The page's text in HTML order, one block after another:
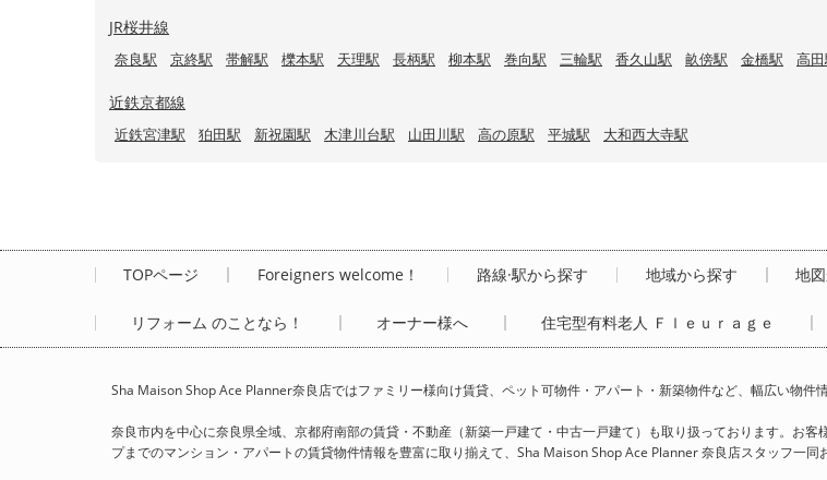
JR桜井線
奈良駅 京終駅 帯解駅 櫟本駅 天理駅 長柄駅 柳本駅 巻向駅 三輪駅 香久山駅 畝傍駅 金橋駅 高
近鉄京都線
近鉄宮津駅 狛田駅 新祝園駅 木津川台駅 山田川駅 高の原駅 平城駅 大和西大寺駅
TOPページ Foreigners welcome！ 路線·駅から探す 地域から探す 地
リフォーム のことなら！ オーナー様へ 住宅型有料老人 Ｆｌｅｕｒａｇｅ
Sha Maison Shop Ace Planner奈良店ではファミリー様向け賃貸、ペット可物件・アパート・新築物件など、幅広い物件
奈良市内を中心に奈良県全域、京都府南部の賃貸・不動産（新築一戸建て・中古一戸建て）も取り扱っております。お
プまでのマンション・アパートの賃貸物件情報を豊富に取り揃えて、Sha Maison Shop Ace Planner 奈良店スタッフ一同